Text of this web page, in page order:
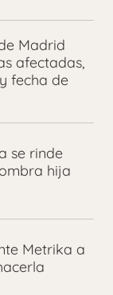
Madrid
afectadas,
fecha de
se rinde
hija
Metrika a